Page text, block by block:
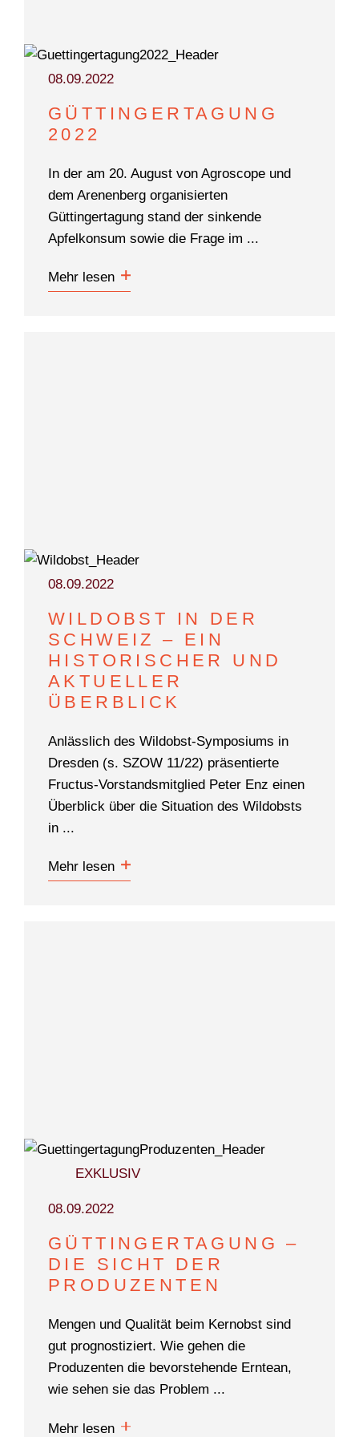
ABONNEMENT
E-PAPER
PDF-ARCHIV
STELLENMARKT
MARKTPLATZ
BEZUGSQUELLENVERZEICHNIS
PUBLIREPORTAGEN
08.09.2022
GÜTTINGERTAGUNG
2022
In der am 20. August von Agroscope und
dem Arenenberg organisierten
Güttingertagung stand der sinkende
Apfelkonsum sowie die Frage im ...
Mehr lesen
08.09.2022
WILDOBST IN DER
SCHWEIZ – EIN
HISTORISCHER UND
AKTUELLER
ÜBERBLICK
Anlässlich des Wildobst-Symposiums in
Dresden (s. SZOW 11/22) präsentierte
Fructus-Vorstandsmitglied Peter Enz einen
Überblick über die Situation des Wildobsts
in ...
Mehr lesen
EXKLUSIV
08.09.2022
GÜTTINGERTAGUNG –
DIE SICHT DER
PRODUZENTEN
Mengen und Qualität beim Kernobst sind
gut prognostiziert. Wie gehen die
Produzenten die bevorstehende Erntean,
wie sehen sie das Problem ...
Mehr lesen